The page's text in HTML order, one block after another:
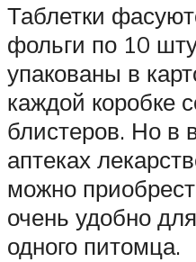
Таблетки
фольги по 10
упакованы в
каждой коробке
блистеров. Но в
аптеках
можно
очень удобно
одного питомца.